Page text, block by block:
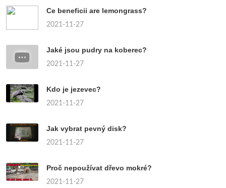
Ce beneficii are lemongrass?
2021-11-27
Jaké jsou pudry na koberec?
2021-11-27
Kdo je jezevec?
2021-11-27
Jak vybrat pevný disk?
2021-11-27
Proč nepoužívat dřevo mokré?
2021-11-27